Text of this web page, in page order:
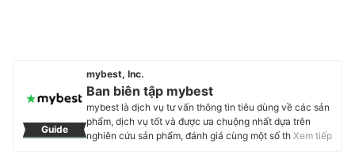
Guide
mybest, Inc.
Ban biên tập mybest
mybest là dịch vụ tư vấn thông tin tiêu dùng về các sản
phẩm, dịch vụ tốt và được ưa chuộng nhất dựa trên
nghiên cứu sản phẩm, đánh giá cùng một số thựcXem tiếp